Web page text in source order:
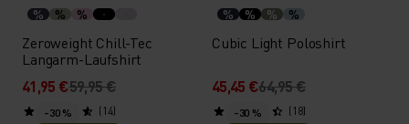
% % %
Zeroweight Chill-Tec
Langarm-Laufshirt
41,95 €59,95 €
(14)
% % % %
Cubic Light Poloshirt
45,45 €64,95 €
(18)
-30 %
-30 %